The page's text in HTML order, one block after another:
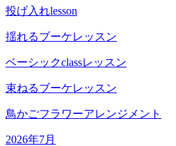
投げ入れlesson
揺れるブーケレッスン
ベーシックclassレッスン
束ねるブーケレッスン
鳥かごフラワーアレンジメント
2026年7月